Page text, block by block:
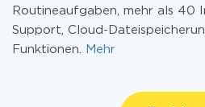
Routineaufgaben, mehr als 40
Support, Cloud-
Funktionen.
Mehr